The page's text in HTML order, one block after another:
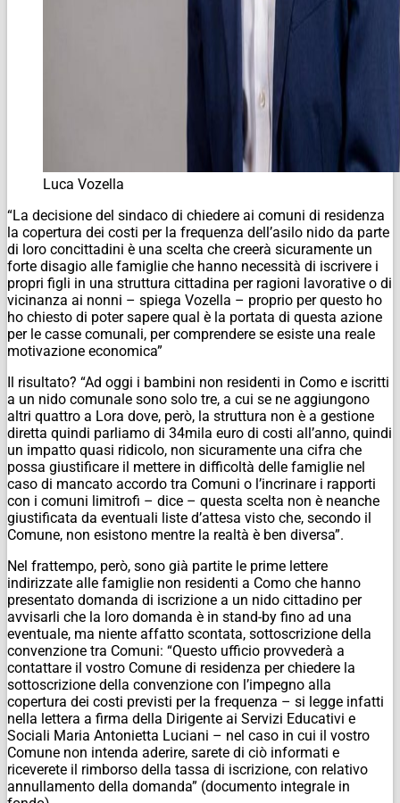
Luca Vozella
“La decisione del sindaco di chiedere ai comuni di residenza
la copertura dei costi per la frequenza dell’asilo nido da parte
di loro concittadini è una scelta che creerà sicuramente un
forte disagio alle famiglie che hanno necessità di iscrivere i
propri figli in una struttura cittadina per ragioni lavorative o di
vicinanza ai nonni – spiega Vozella – proprio per questo ho
ho chiesto di poter sapere qual è la portata di questa azione
per le casse comunali, per comprendere se esiste una reale
motivazione economica”
Il risultato? “Ad oggi i bambini non residenti in Como e iscritti
a un nido comunale sono solo tre, a cui se ne aggiungono
altri quattro a Lora dove, però, la struttura non è a gestione
diretta quindi parliamo di 34mila euro di costi all’anno, quindi
un impatto quasi ridicolo, non sicuramente una cifra che
possa giustificare il mettere in difficoltà delle famiglie nel
caso di mancato accordo tra Comuni o l’incrinare i rapporti
con i comuni limitrofi – dice – questa scelta non è neanche
giustificata da eventuali liste d’attesa visto che, secondo il
Comune, non esistono mentre la realtà è ben diversa”.
Nel frattempo, però, sono già partite le prime lettere
indirizzate alle famiglie non residenti a Como che hanno
presentato domanda di iscrizione a un nido cittadino per
avvisarli che la loro domanda è in stand-by fino ad una
eventuale, ma niente affatto scontata, sottoscrizione della
convenzione tra Comuni: “Questo ufficio provvederà a
contattare il vostro Comune di residenza per chiedere la
sottoscrizione della convenzione con l’impegno alla
copertura dei costi previsti per la frequenza – si legge infatti
nella lettera a firma della Dirigente ai Servizi Educativi e
Sociali Maria Antonietta Luciani – nel caso in cui il vostro
Comune non intenda aderire, sarete di ciò informati e
riceverete il rimborso della tassa di iscrizione, con relativo
annullamento della domanda” (documento integrale in